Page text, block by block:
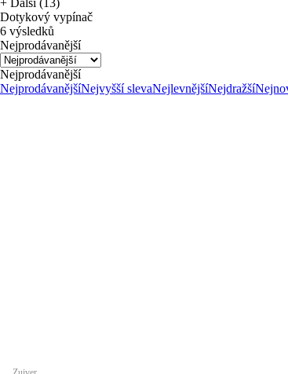
Dotykový vypínač
6 výsledků
Nejprodávanější
Nejprodávanější
NejprodávanějšíNejvyšší slevaNejlevnějšíNejdražší